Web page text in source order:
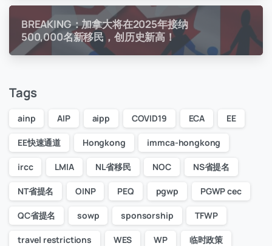
BREAKING：加拿大将在2025年接纳
500,000名新移民，创历史新高！
Tags
ainp AIP aipp COVID19 ECA EE
EE快速通道 Hongkong immca-hongkong
ircc LMIA NL省移民 NOC NS省提名
NT省提名 OINP PEQ pgwp PGWP cec
QC省提名 sowp sponsorship TFWP
travel restrictions WES WP 临时政策